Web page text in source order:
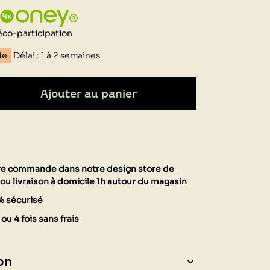
participation
Délai : 1 à 2 semaines
Ajouter au panier
commande dans notre design store de
livraison à domicile 1h autour du magasin
sécurisé
4 fois sans frais